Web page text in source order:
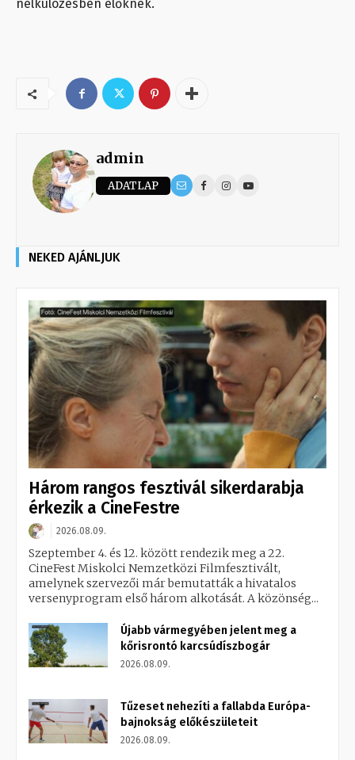
nélkülözésben élőknek.
admin
ADATLAP
NEKED AJÁNLJUK
Három rangos fesztivál sikerdarabja
érkezik a CineFestre
2026.08.09.
Szeptember 4. és 12. között rendezik meg a 22.
CineFest Miskolci Nemzetközi Filmfesztivált,
amelynek szervezői már bemutatták a hivatalos
versenyprogram első három alkotását. A közönség...
Újabb vármegyében jelent meg a
kőrisrontó karcsúdíszbogár
2026.08.09.
Tűzeset nehezíti a fallabda Európa-
bajnokság előkészületeit
2026.08.09.